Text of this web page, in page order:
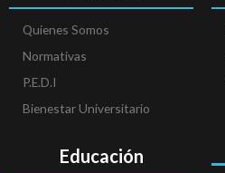
Quienes Somos
Normativas
P.E.D.I
Bienestar Universitario
Educación